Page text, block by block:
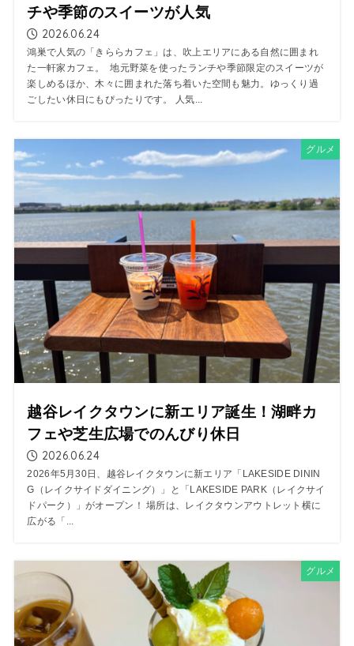
チや季節のスイーツが人気
2026.06.24
鴻巣で人気の「きららカフェ」は、吹上エリアにある自然に囲まれ
た一軒家カフェ。 地元野菜を使ったランチや季節限定のスイーツが
楽しめるほか、木々に囲まれた落ち着いた空間も魅力。ゆっくり過
ごしたい休日にもぴったりです。 人気...
グルメ
越谷レイクタウンに新エリア誕生！湖畔カ
フェや芝生広場でのんびり休日
2026.06.24
2026年5月30日、越谷レイクタウンに新エリア「LAKESIDE DININ
G（レイクサイドダイニング）」と「LAKESIDE PARK（レイクサイ
ドパーク）」がオープン！ 場所は、レイクタウンアウトレット横に
広がる「...
グルメ